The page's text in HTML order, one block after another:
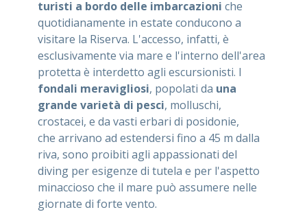
turisti a bordo delle imbarcazioni che
quotidianamente in estate conducono a
visitare la Riserva. L'accesso, infatti, è
esclusivamente via mare e l'interno dell'area
protetta è interdetto agli escursionisti. I
fondali meravigliosi, popolati da una
grande varietà di pesci, molluschi,
crostacei, e da vasti erbari di posidonie,
che arrivano ad estendersi fino a 45 m dalla
riva, sono proibiti agli appassionati del
diving per esigenze di tutela e per l'aspetto
minaccioso che il mare può assumere nelle
giornate di forte vento.